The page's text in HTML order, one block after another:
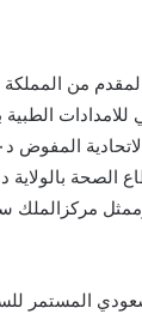
من المملكة
للامدادات
الصحة بالولاية
مركزالملك
المستمر